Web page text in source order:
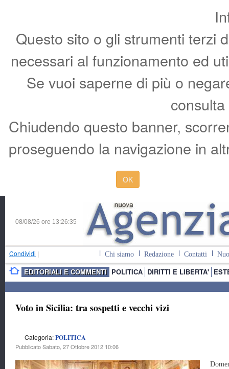
Questo sito o gli strumenti terzi
necessari al funzionamento ed
Se vuoi saperne di più o
Chiudendo questo banner,
proseguendo la navigazione in
OK
08/08/26 ore 13:26:36
Condividi | Chi siamo Redazione Contatti
EDITORIALI E COMMENTI POLITICA DIRITTI E LIBERTA'
Voto in Sicilia: tra sospetti e vecchi vizi
Categoria:POLITICA
Pubblicato Sabato, 27 Ottobre 2012 10:06